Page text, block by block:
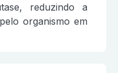
reduzindo a
organismo em